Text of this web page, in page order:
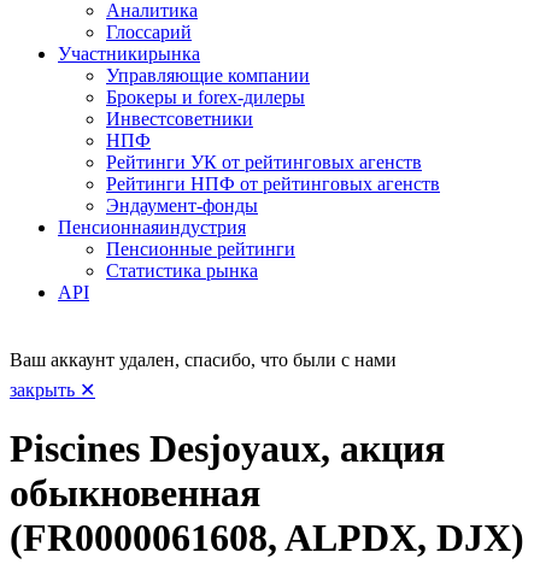
Аналитика
Глоссарий
Участникирынка
Управляющие компании
Брокеры и forex-дилеры
Инвестсоветники
НПФ
Рейтинги УК от рейтинговых агенств
Рейтинги НПФ от рейтинговых агенств
Эндаумент-фонды
Пенсионнаяиндустрия
Пенсионные рейтинги
Статистика рынка
API
Ваш аккаунт удален, спасибо, что были с нами
закрыть ✕
Piscines Desjoyaux, акция
обыкновенная
(FR0000061608, ALPDX, DJX)